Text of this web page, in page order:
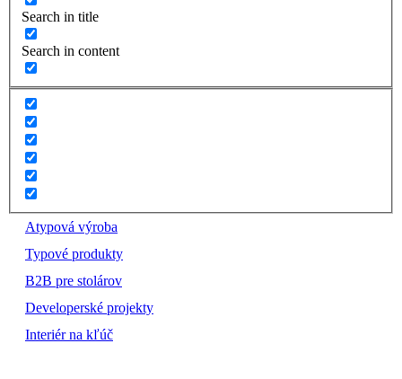
Search in title
Search in content
Atypová výroba
Typové produkty
B2B pre stolárov
Developerské projekty
Interiér na kľúč